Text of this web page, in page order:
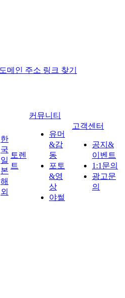
한
국
일
본
해
외
토렌
트
커뮤니티
유머
&감
동
포토
&영
상
야썰
고객센터
공지&
이벤트
1:1문의
광고문
의